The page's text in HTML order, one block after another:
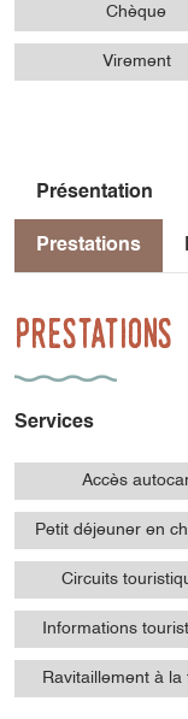
Chèque
Virement
Présentation
Prestations
Prestations
Services
Accès
Petit déjeuner en
Circuits
Informations
Ravitaillement à la